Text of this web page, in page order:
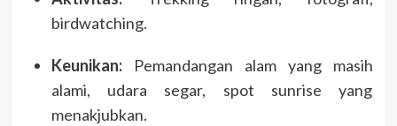
birdwatching.
Keunikan:Pemandangan alam yang masih
alami, udara segar, spot sunrise yang
menakjubkan.